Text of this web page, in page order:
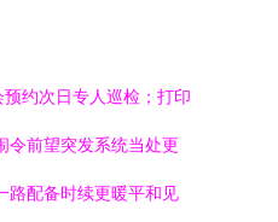
约次日专人巡检；打印
令前望突发系统当处更
路配备时续更暖平和见